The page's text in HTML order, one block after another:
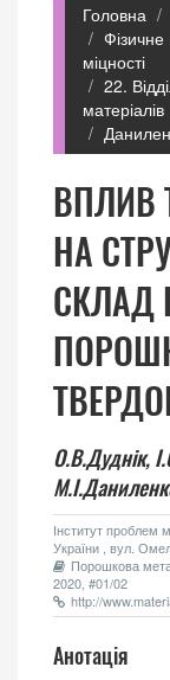
Головна
Фізичне
міцності
22.
матеріалів
ВПЛИВ
НА
СКЛАД
О.В.Дуднік,
Інститут проблем
України , вул.
Порошкова
2020, #01/02
http://
Анотація